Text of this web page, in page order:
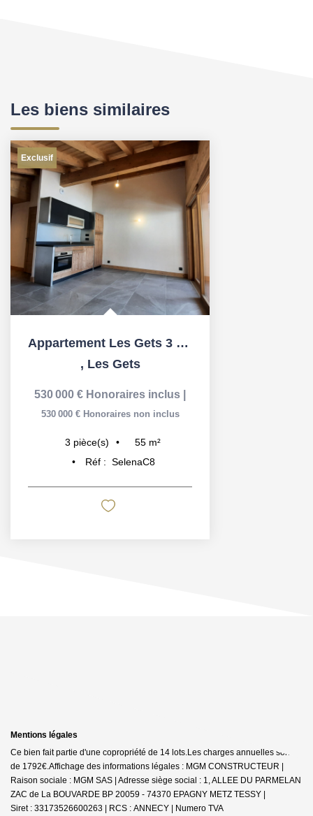
Les biens similaires
Exclusif
Appartement Les Gets 3 pièces 55.2 m² + 12.5m²
, Les Gets
530 000 € Honoraires inclus
530 000 € Honoraires non inclus
3 pièce(s) 55 m²
Réf : SelenaC8
Mentions légales
Ce bien fait partie d'une copropriété de 14 lots.Les charges annuelles sont
de 1792€.Affichage des informations légales : MGM CONSTRUCTEUR |
Raison sociale : MGM SAS | Adresse siège social : 1, ALLEE DU PARMELAN
ZAC de La BOUVARDE BP 20059 - 74370 EPAGNY METZ TESSY |
Siret : 33173526600263 | RCS : ANNECY | Numero TVA